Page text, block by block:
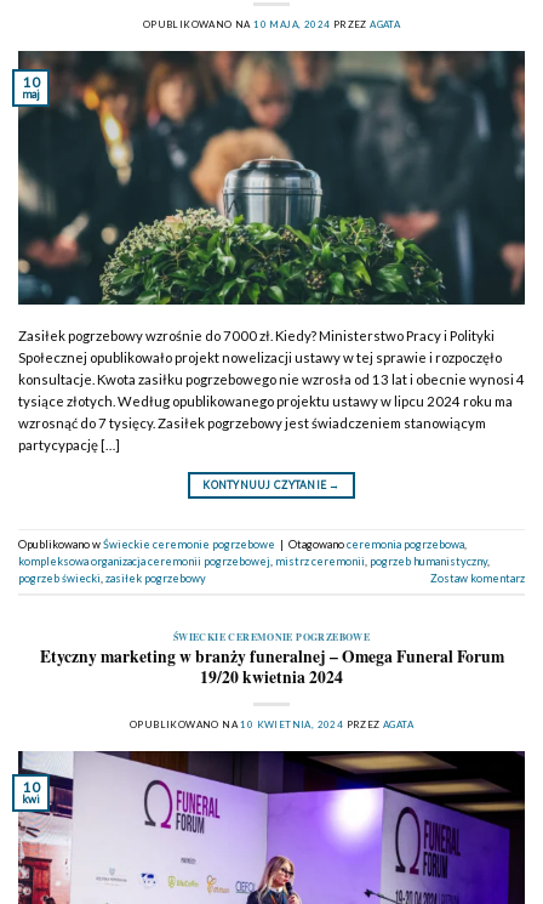
OPUBLIKOWANO NA10 MAJA, 2024 PRZEZAGATA
10
maj
Zasiłek pogrzebowy wzrośnie do 7000 zł. Kiedy? Ministerstwo Pracy i Polityki
Społecznej opublikowało projekt nowelizacji ustawy w tej sprawie i rozpoczęło
konsultacje. Kwota zasiłku pogrzebowego nie wzrosła od 13 lat i obecnie wynosi 4
tysiące złotych. Według opublikowanego projektu ustawy w lipcu 2024 roku ma
wzrosnąć do 7 tysięcy. Zasiłek pogrzebowy jest świadczeniem stanowiącym
partycypację […]
KONTYNUUJ CZYTANIE →
Opublikowano wŚwieckie ceremonie pogrzebowe | Otagowanoceremonia pogrzebowa
kompleksowa organizacja ceremonii pogrzebowej mistrz ceremonii pogrzeb humanistyczny,
pogrzeb świecki zasiłek pogrzebowy Zostaw komentarz
ŚWIECKIE CEREMONIE POGRZEBOWE
Etyczny marketing w branży funeralnej – Omega Funeral Forum
19/20 kwietnia 2024
OPUBLIKOWANO NA10 KWIETNIA, 2024 PRZEZ AGATA
10
kwi